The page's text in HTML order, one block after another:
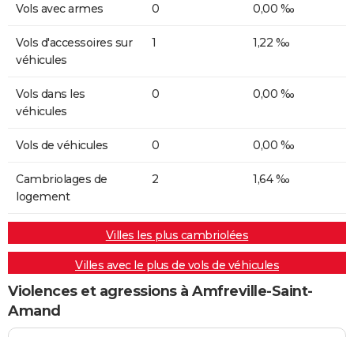
Vols avec armes 0 0,00 ‰
Vols d'accessoires sur
véhicules
1 1,22 ‰
Vols dans les
véhicules
0 0,00 ‰
Vols de véhicules 0 0,00 ‰
Cambriolages de
logement
2 1,64 ‰
Villes les plus cambriolées
Villes avec le plus de vols de véhicules
Violences et agressions à Amfreville-Saint-
Amand